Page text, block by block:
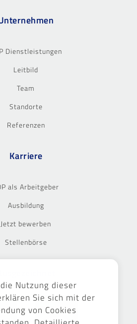
Dienstleistungen
Leitbild
Team
Standorte
Referenzen
Karriere
als Arbeitgeber
Ausbildung
Jetzt bewerben
Stellenbörse
Nutzung dieser
Sie sich mit der
von Cookies